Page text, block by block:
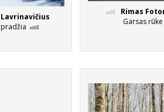
Rimas
Garsas rūke